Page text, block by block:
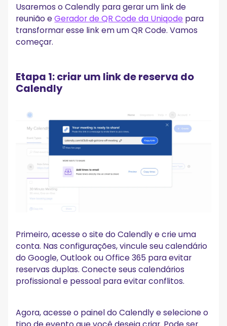
Usaremos o Calendly para gerar um link de
reunião eGerador de QR Code da Uniqode para
transformar esse link em um QR Code. Vamos
começar.
Etapa 1: criar um link de reserva do
Calendly
Primeiro, acesse o site do Calendly e crie uma
conta. Nas configurações, vincule seu calendário
do Google, Outlook ou Office 365 para evitar
reservas duplas. Conecte seus calendários
profissional e pessoal para evitar conflitos.
Agora, acesse o painel do Calendly e selecione o